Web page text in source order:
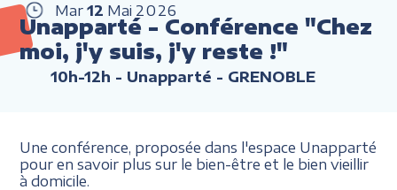
Mar 12 Mai 2026
Unapparté - Conférence "Chez
moi, j'y suis, j'y reste !"
10h-12h - Unapparté - GRENOBLE
Une conférence, proposée dans l'espace Unapparté
pour en savoir plus sur le bien-être et le bien vieillir
à domicile.